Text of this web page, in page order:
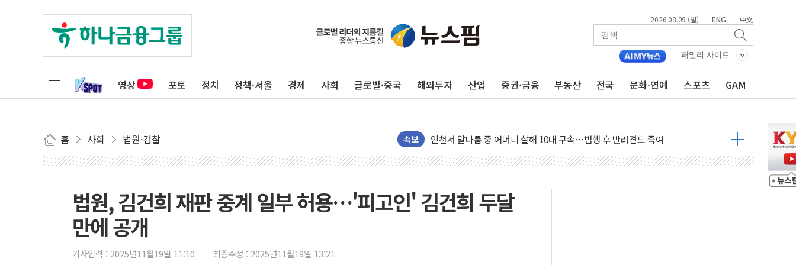
2026.08.09 (일) | ENG | 中文
패밀리 사이트
영상 포토 정치 정책·서울 경제 사회 글로벌·중국 해외투자 산업 증권·금융 부동산 전국 문화·연예 스포츠 GAM
홈 사회 법원·검찰 속보
[종합] 김민석, 정청래에 누적 '1.48%p' 차 선두 유지...金 46.01% vs 鄭 44.53%
민주당 경북도당위원장에 오중기 당선...합산득표율 68.63%
김민석, 강원·대구·경북 경선서 정청래에 승리…金 48.54% vs 鄭 44.40%
[속보] 민주, 강원·대구·경북 경선 결과...김민석 48.54% 정청래 44.40%
[속보] 민주, 대구 경선 결과 발표...정청래 47.82% 김민석 46.35% 송영길 5.83%
[속보] 민주, 강원 경선 결과 발표...김민석 50.30% 정청래 41.94% 송영길 7.76%
법원, 김건희 재판 중계 일부 허용…'피고인' 김건희 두달
만에 공개
기사입력 : 2025년11월19일 11:10 최종수정 : 2025년11월19일 13:21